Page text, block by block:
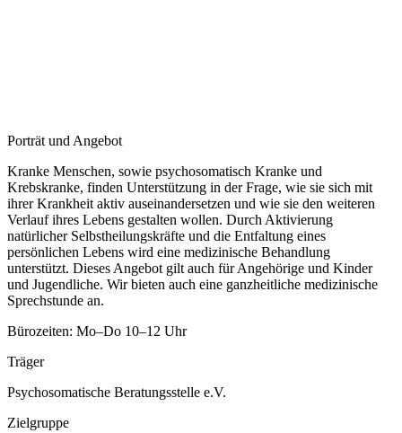
Porträt und Angebot
Kranke Menschen, sowie psychosomatisch Kranke und
Krebskranke, finden Unterstützung in der Frage, wie sie sich mit
ihrer Krankheit aktiv auseinandersetzen und wie sie den weiteren
Verlauf ihres Lebens gestalten wollen. Durch Aktivierung
natürlicher Selbstheilungskräfte und die Entfaltung eines
persönlichen Lebens wird eine medizinische Behandlung
unterstützt. Dieses Angebot gilt auch für Angehörige und Kinder
und Jugendliche. Wir bieten auch eine ganzheitliche medizinische
Sprechstunde an.
Bürozeiten: Mo–Do 10–12 Uhr
Träger
Psychosomatische Beratungsstelle e.V.
Zielgruppe